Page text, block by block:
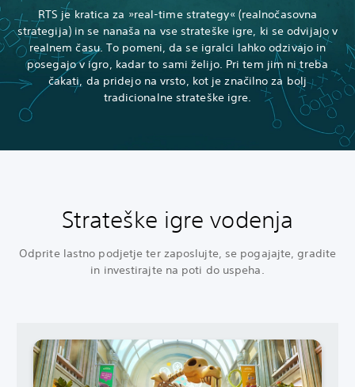
RTS je kratica za »real-time strategy« (realnočasovna
strategija) in se nanaša na vse strateške igre, ki se odvijajo v
realnem času. To pomeni, da se igralci lahko odzivajo in
posegajo v igro, kadar to sami želijo. Pri tem jim ni treba
čakati, da pridejo na vrsto, kot je značilno za bolj
tradicionalne strateške igre.
Strateške igre vodenja
Odprite lastno podjetje ter zaposlujte, se pogajajte, gradite
in investirajte na poti do uspeha.